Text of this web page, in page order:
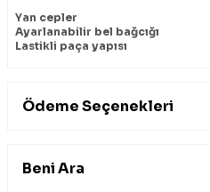
Yan cepler
Ayarlanabilir bel bağcığı
Lastikli paça yapısı
Ödeme Seçenekleri
Beni Ara